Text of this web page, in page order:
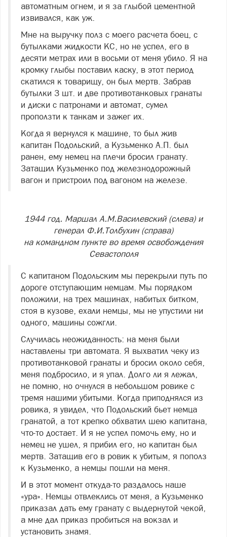
автоматным огнем, и я за глыбой цементной
извивался, как уж.
Мне на выручку полз с моего расчета боец, с
бутылками жидкости КС, но не успел, его в
десяти метрах или в восьми от меня убило. Я на
кромку глыбы поставил каску, в этот период
скатился к товарищу, он был мертв. Забрав
бутылки 3 шт. и две противотанковых гранаты
и диски с патронами и автомат, сумел
проползти к танкам и зажег их.
Когда я вернулся к машине, то был жив
капитан Подольский, а Кузьменко А.П. был
ранен, ему немец на плечи бросил гранату.
Затащил Кузьменко под железнодорожный
вагон и пристроил под вагоном на железе.
1944 год. Маршал А.М.Василевский (слева) и
генерал Ф.И.Толбухин (справа)
на командном пункте во время освобождения
Севастополя
С капитаном Подольским мы перекрыли путь по
дороге отступающим немцам. Мы порядком
положили, на трех машинах, набитых битком,
стоя в кузове, ехали немцы, мы не упустили ни
одного, машины сожгли.
Случилась неожиданность: на меня были
наставлены три автомата. Я выхватил чеку из
противотанковой гранаты и бросил около себя,
меня подбросило, и я упал. Долго ли я лежал,
не помню, но очнулся в небольшом ровике с
тремя нашими убитыми. Когда приподнялся из
ровика, я увидел, что Подольский бьет немца
гранатой, а тот крепко обхватил шею капитана,
что-то достает. И я не успел помочь ему, но и
немец не ушел, я прибил его, но капитан был
мертв. Затащив его в ровик к убитым, я пополз
к Кузьменко, а немцы пошли на меня.
И в этот момент откуда-то раздалось наше
«ура». Немцы отвлеклись от меня, а Кузьменко
приказал дать ему гранату с выдернутой чекой,
а мне дал приказ пробиться на вокзал и
установить знамя.